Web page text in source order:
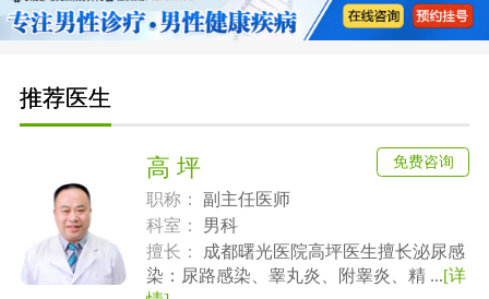
推荐医生
高 坪
职称：
副主任医师
科室：
男科
擅长：
成都曙光医院高坪医生擅长泌尿感
染：尿路感染、睾丸炎、附睾炎、精 ...[详
免费咨询